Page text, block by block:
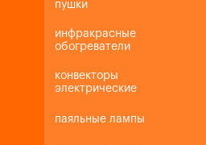
пушки
инфракрасные
обогреватели
конвекторы
электрические
паяльные лампы